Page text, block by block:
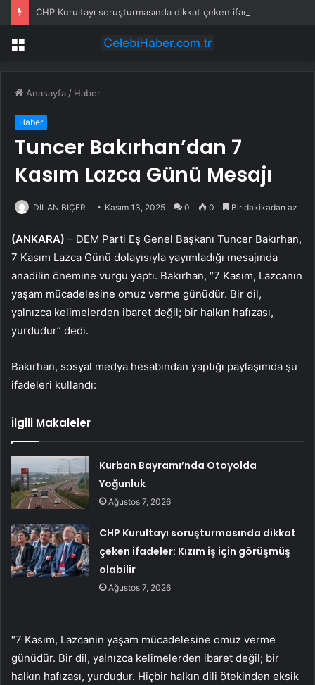
Menü
Anasayfa / Haber
Haber
Tuncer Bakırhan’dan 7
Kasım Lazca Günü Mesajı
DİLAN BİÇER Kasım 13, 2025 0 0 Bir dakikadan az
(ANKARA) – DEM Parti Eş Genel Başkanı Tuncer Bakırhan,
7 Kasım Lazca Günü dolayısıyla yayımladığı mesajında
anadilin önemine vurgu yaptı. Bakırhan, “7 Kasım, Lazcanın
yaşam mücadelesine omuz verme günüdür. Bir dil,
yalnızca kelimelerden ibaret değil; bir halkın hafızası,
yurdudur” dedi.
Bakırhan, sosyal medya hesabından yaptığı paylaşımda şu
ifadeleri kullandı:
İlgili Makaleler
Kurban Bayramı’nda Otoyolda
Yoğunluk
Ağustos 7, 2026
CHP Kurultayı soruşturmasında dikkat
çeken ifadeler: Kızım iş için görüşmüş
olabilir
Ağustos 7, 2026
“7 Kasım, Lazcanin yaşam mücadelesine omuz verme
günüdür. Bir dil, yalnızca kelimelerden ibaret değil; bir
halkın hafızası, yurdudur. Hiçbir halkın dili ötekinden eksik